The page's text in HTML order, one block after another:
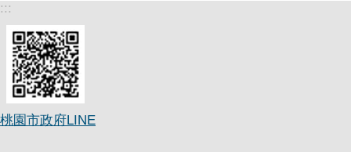
:::
桃園市政府LINE